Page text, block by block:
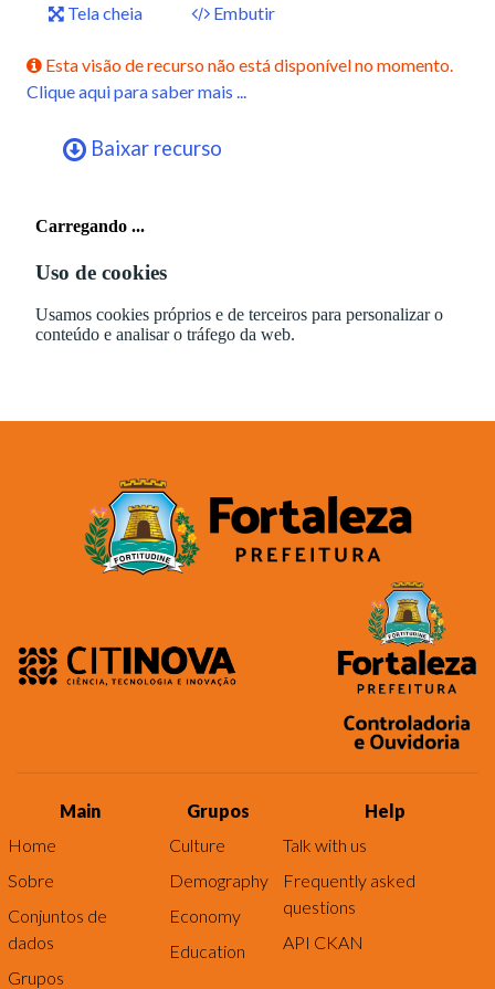
Tela cheia
Embutir
Esta visão de recurso não está disponível no momento.
Clique aqui para saber mais ...
Baixar recurso
Main
Home
Sobre
Conjuntos de
dados
Grupos
Grupos
Culture
Demography
Economy
Education
Help
Talk with us
Frequently asked
questions
API CKAN